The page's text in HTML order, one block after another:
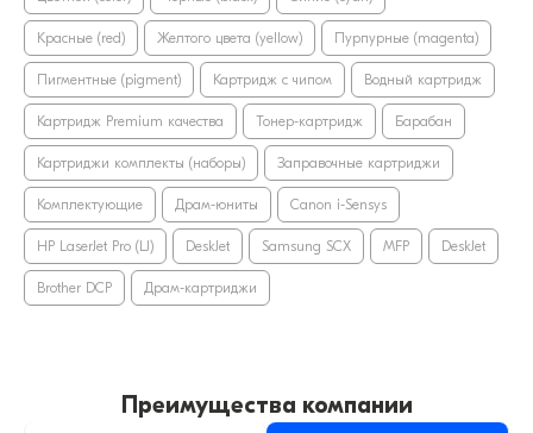
Красные (red) Желтого цвета (yellow) Пурпурные (magenta)
Пигментные (pigment) Картридж с чипом Водный картридж
Картридж Premium качества Тонер-картридж Барабан
Картриджи комплекты (наборы) Заправочные картриджи
Комплектующие Драм-юниты Canon i-Sensys
HP LaserJet Pro (LJ) DeskJet Samsung SCX MFP DeskJet
Brother DCP Драм-картриджи
Преимущества компании